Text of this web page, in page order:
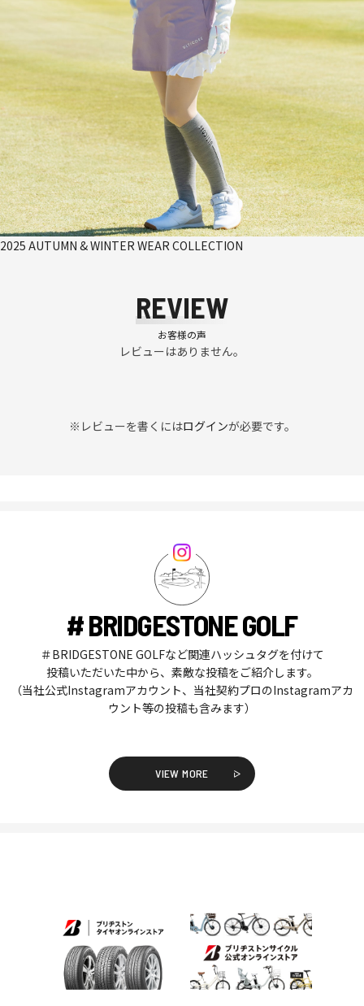
2025 AUTUMN & WINTER WEAR COLLECTION
REVIEW
お客様の声
レビューはありません。
※レビューを書くにはログインが必要です。
# BRIDGESTONE GOLF
＃BRIDGESTONE GOLFなど関連ハッシュタグを付けて
投稿いただいた中から、素敵な投稿をご紹介します。
（当社公式Instagramアカウント、当社契約プロのInstagramアカ
ウント等の投稿も含みます）
VIEW MORE